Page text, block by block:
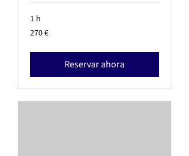
1 h
270
euros
270 €
Reservar ahora